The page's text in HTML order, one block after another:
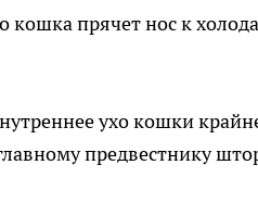
кошка прячет нос к
ухо кошки
предвестнику